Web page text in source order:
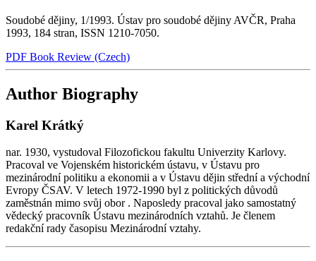
Soudobé dějiny, 1/1993. Ústav pro soudobé dějiny AVČR, Praha
1993, 184 stran, ISSN 1210-7050.
PDF Book Review (Czech)
Author Biography
Karel Krátký
nar. 1930, vystudoval Filozofickou fakultu Univerzity Karlovy.
Pracoval ve Vojenském historickém ústavu, v Ústavu pro
mezinárodní politiku a ekonomii a v Ústavu dějin střední a východní
Evropy ČSAV. V letech 1972-1990 byl z politických důvodů
zaměstnán mimo svůj obor . Naposledy pracoval jako samostatný
vědecký pracovník Ústavu mezinárodních vztahů. Je členem
redakční rady časopisu Mezinárodní vztahy.